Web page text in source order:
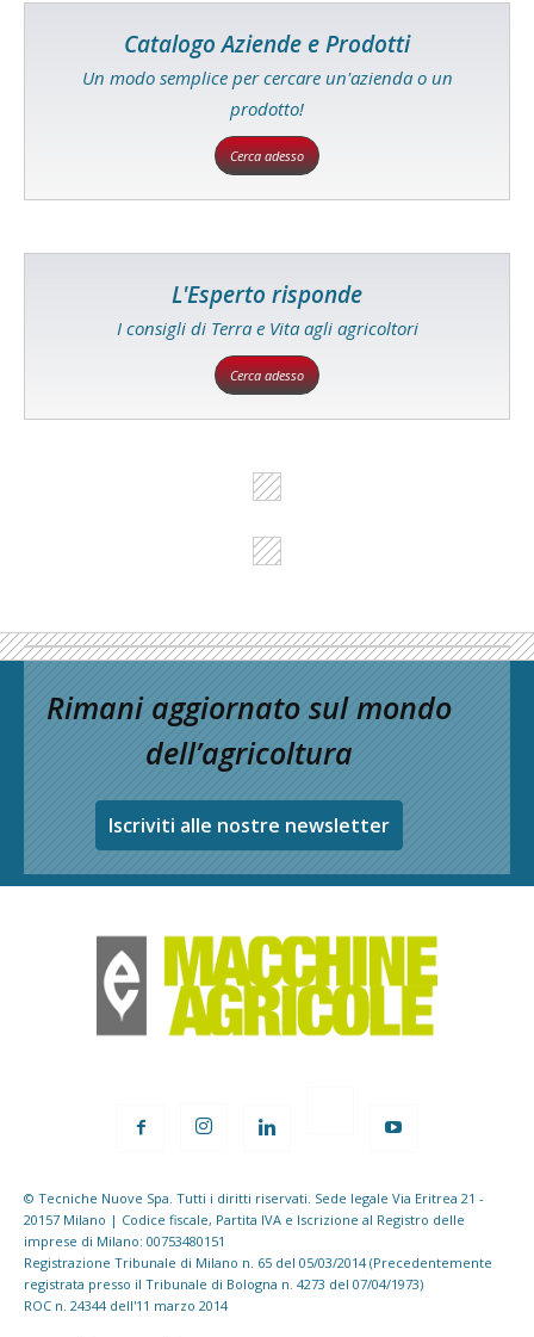
Catalogo Aziende e Prodotti
Un modo semplice per cercare un'azienda o un
prodotto!
Cerca adesso
L'Esperto risponde
I consigli di Terra e Vita agli agricoltori
Cerca adesso
Rimani aggiornato sul mondo
dell’agricoltura
Iscriviti alle nostre newsletter
© Tecniche Nuove Spa. Tutti i diritti riservati. Sede legale Via Eritrea 21 -
20157 Milano | Codice fiscale, Partita IVA e Iscrizione al Registro delle
imprese di Milano: 00753480151
Registrazione Tribunale di Milano n. 65 del 05/03/2014 (Precedentemente
registrata presso il Tribunale di Bologna n. 4273 del 07/04/1973)
ROC n. 24344 dell'11 marzo 2014